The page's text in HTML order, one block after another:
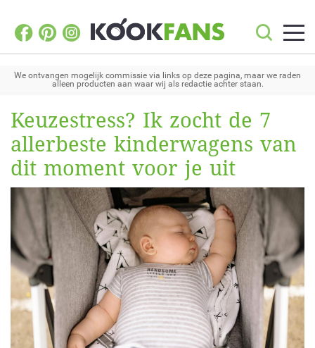
We ontvangen mogelijk commissie via links op deze pagina, maar we raden
alleen producten aan waar wij als redactie achter staan.
Keuzestress? Ik zocht de 7
allerbeste kinderwagens van
dit moment voor je uit